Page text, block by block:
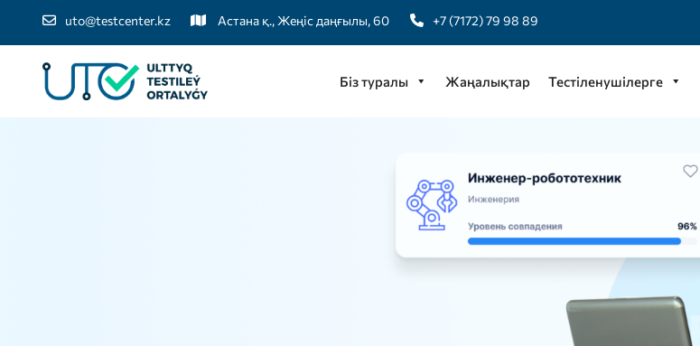
uto@testcenter.kz Астана қ., Жеңіс даңғылы, 60 +7 (7172) 79 98 89
Біз туралы Жаңалықтар Тестіленушілерге